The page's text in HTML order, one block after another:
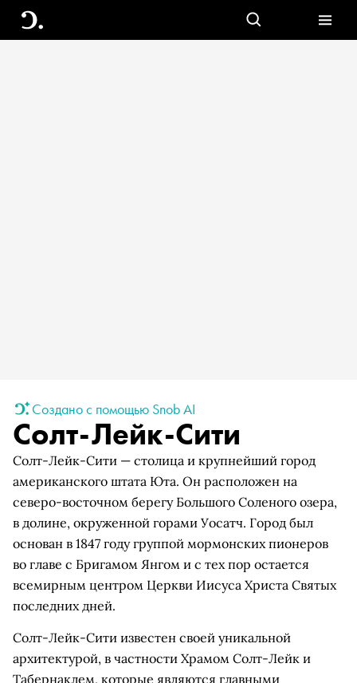
Создано с помощью Snob AI
Солт-Лейк-Сити
Солт-Лейк-Сити — столица и крупнейший город
американского штата Юта. Он расположен на
северо-восточном берегу Большого Соленого озера,
в долине, окруженной горами Уосатч. Город был
основан в 1847 году группой мормонских пионеров
во главе с Бригамом Янгом и с тех пор остается
всемирным центром Церкви Иисуса Христа Святых
последних дней.
Солт-Лейк-Сити известен своей уникальной
архитектурой, в частности Храмом Солт-Лейк и
Табернаклем, которые являются главными